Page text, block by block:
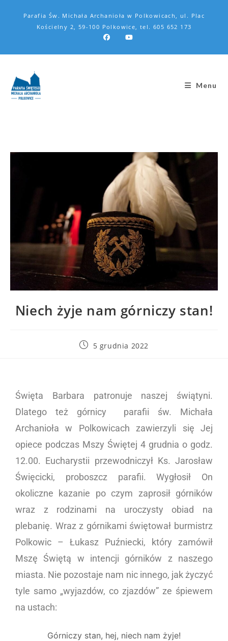
Parafia Św. Michała Archanioła w Polkowicach, ul. Plac
Kościelny 2, 59-100 Polkowice, tel. 605 652 173
Menu
Niech żyje nam górniczy stan!
5 grudnia 2022
Święta Barbara patronuje naszej świątyni.
Dlatego też górnicy parafii św. Michała
Archanioła w Polkowicach zawierzyli się Jej
opiece podczas Mszy Świętej 4 grudnia o godz.
12.00. Eucharystii przewodniczył Ks. Jarosław
Święcicki, proboszcz parafii. Wygłosił On
okoliczne kazanie po czym zaprosił górników
wraz z rodzinami na uroczysty obiad na
plebanię. Wraz z górnikami świętował burmistrz
Polkowic – Łukasz Puźniecki, który zamówił
Mszę Świętą w intencji górników z naszego
miasta. Nie pozostaje nam nic innego, jak życzyć
tyle samo „wyjazdów, co zjazdów” ze śpiewem
na ustach:
Górniczy stan, hej, niech nam żyje!